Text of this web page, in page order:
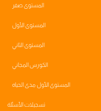
المستوى صفر
المستوى الأول
المستوى الثاني
الكورس المجاني
المستوى الأول مدى الحياه
تسجيلات الأسئلة